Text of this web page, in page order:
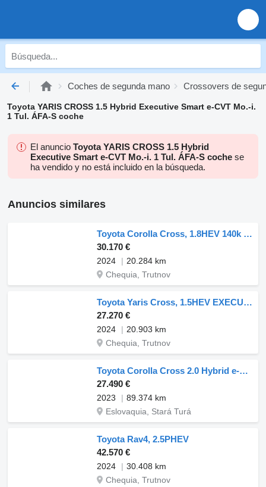
Coches de segunda mano Crossovers de
Toyota YARIS CROSS 1.5 Hybrid Executive Smart e-CVT Mo.-i.
1 Tul. ÁFA-S coche
El anuncio Toyota YARIS CROSS 1.5 Hybrid
Executive Smart e-CVT Mo.-i. 1 Tul. ÁFA-S coche se
ha vendido y no está incluido en la búsqueda.
Anuncios similares
Toyota Corolla Cross, 1.8HEV 140k STYLE TECH
30.170 €
2024
20.284 km
Chequia, Trutnov
Toyota Yaris Cross, 1.5HEV EXECUTIVE
27.270 €
2024
20.903 km
Chequia, Trutnov
Toyota Corolla Cross 2.0 Hybrid e-CVT Style AWD / 112kW / ZÁRUKA / AJ N
27.490 €
2023
89.374 km
Eslovaquia, Stará Turá
Toyota Rav4, 2.5PHEV
42.570 €
2024
30.408 km
Chequia, Trutnov